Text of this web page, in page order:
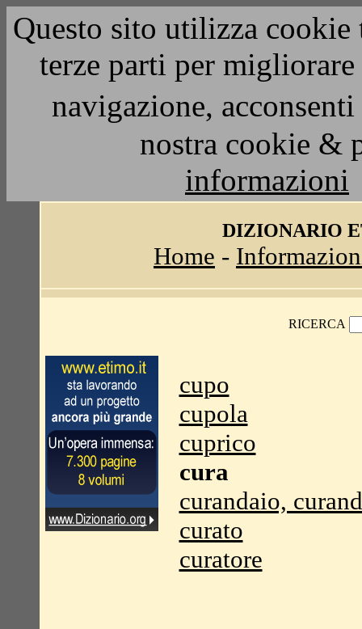
Questo sito utilizza
terze parti per
navigazione,
nostra cookie &
informazioni
DIZIONARIO
Home -
RICERCA
cupo
cupola
cuprico
cura
curandaio,
curato
curatore